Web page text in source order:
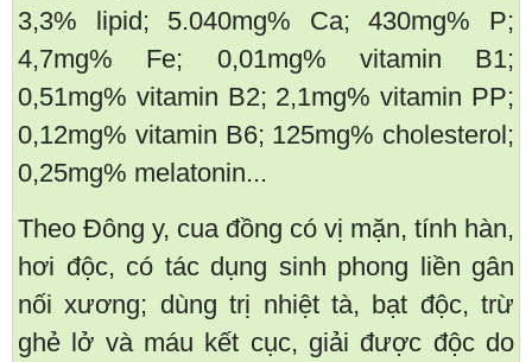
3,3% lipid; 5.040mg% Ca; 430mg% P;
4,7mg% Fe; 0,01mg% vitamin B1;
0,51mg% vitamin B2; 2,1mg% vitamin PP;
0,12mg% vitamin B6; 125mg% cholesterol;
0,25mg% melatonin...
Theo Đông y, cua đồng có vị mặn, tính hàn,
hơi độc, có tác dụng sinh phong liền gân
nối xương; dùng trị nhiệt tà, bạt độc, trừ
ghẻ lở và máu kết cục, giải được độc do